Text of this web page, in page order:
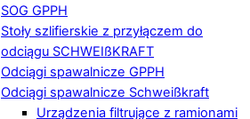
SOG GPPH
Stoły szlifierskie z przyłączem do
odciągu SCHWEIßKRAFT
Odciągi spawalnicze GPPH
Odciągi spawalnicze Schweißkraft
Urządzenia filtrujące z ramionami